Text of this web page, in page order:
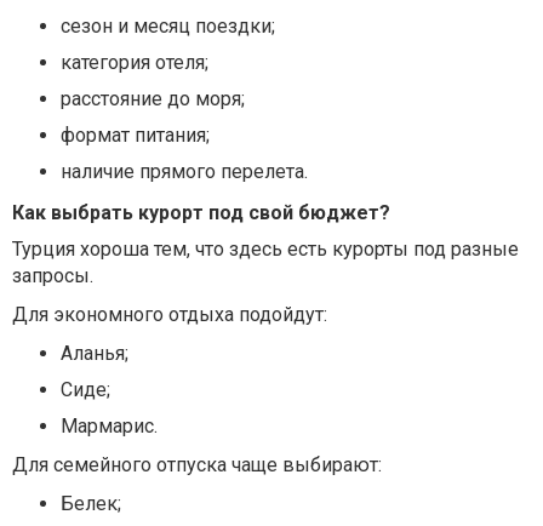
сезон и месяц поездки;
категория отеля;
расстояние до моря;
формат питания;
наличие прямого перелета.
Как выбрать курорт под свой бюджет?
Турция хороша тем, что здесь есть курорты под разные
запросы.
Для экономного отдыха подойдут:
Аланья;
Сиде;
Мармарис.
Для семейного отпуска чаще выбирают:
Белек;